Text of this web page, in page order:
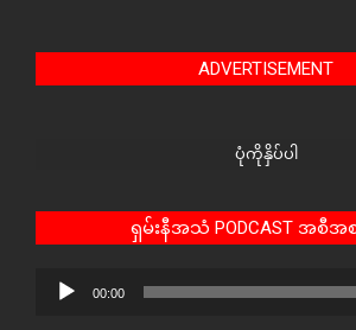
ADVERTISEMENT
ပုံကိုနှိပ်ပါ
ရှမ်းနီအသံ PODCAST အစီအစ
Audio
00:00